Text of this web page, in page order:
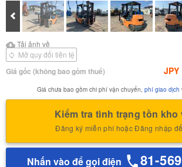
Prev
Tải ảnh về
Tải ảnh về
Giá gốc (không bao gồm thuế) JPY
Mở quy đổi tiền tệ
Giá chưa bao gồm chi phí vận chuyển, phí giao dịch
Kiểm tra tình trạng tồn kho
Đăng ký miễn phí hoặc Đăng nhập
Nhấn vào để gọi điện 81-